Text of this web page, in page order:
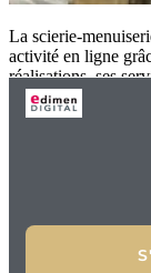
La scierie-
activité en ligne
réalisations, ses